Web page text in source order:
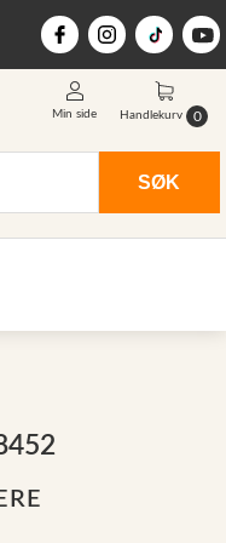
SØK
Min side Handlekurv 0